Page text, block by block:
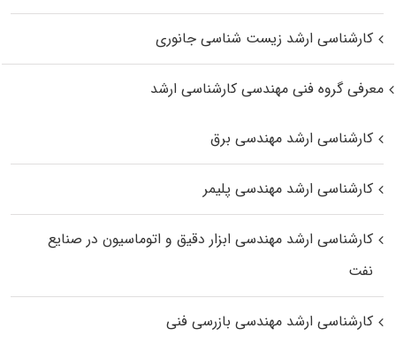
کارشناسی ارشد زیست‌ شناسی جانوری
معرفی گروه فنی مهندسی کارشناسی ارشد
کارشناسی ارشد مهندسی برق
کارشناسی ارشد مهندسی پلیمر
کارشناسی ارشد مهندسی ابزار دقیق و اتوماسیون در صنایع
نفت
کارشناسی ارشد مهندسی بازرسی فنی